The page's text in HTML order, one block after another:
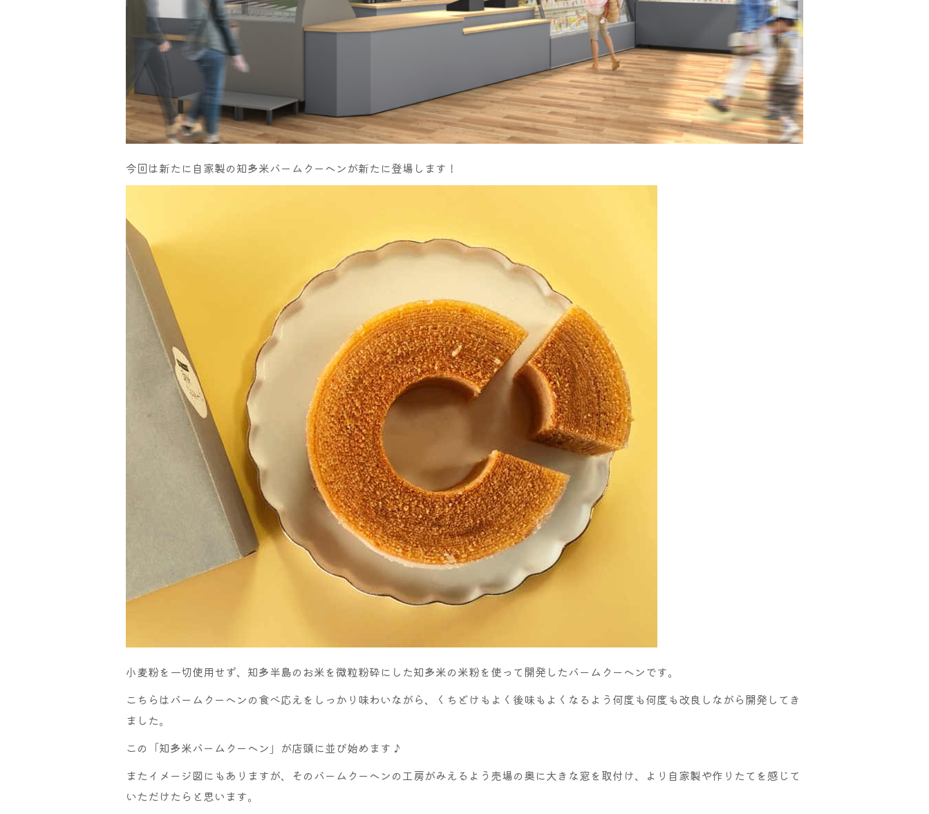
今回は新たに自家製の知多米バームクーヘンが新たに登場します！
小麦粉を一切使用せず、知多半島のお米を微粒粉砕にした知多米の米粉を使って開発したバームクーヘンです。
こちらはバームクーヘンの食べ応えをしっかり味わいながら、くちどけもよく後味もよくなるよう何度も何度も改良しながら開発してき
ました。
この「知多米バームクーヘン」が店頭に並び始めます♪
またイメージ図にもありますが、そのバームクーヘンの工房がみえるよう売場の奥に大きな窓を取付け、より自家製や作りたてを感じて
いただけたらと思います。